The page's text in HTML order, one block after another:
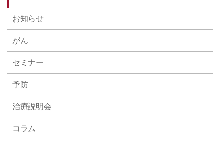
お知らせ
がん
セミナー
予防
治療説明会
コラム